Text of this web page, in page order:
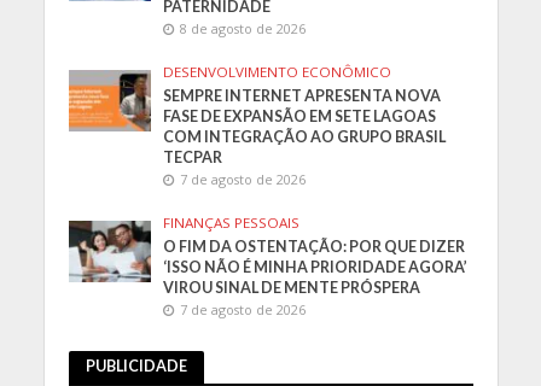
PATERNIDADE
8 de agosto de 2026
DESENVOLVIMENTO ECONÔMICO
SEMPRE INTERNET APRESENTA NOVA
FASE DE EXPANSÃO EM SETE LAGOAS
COM INTEGRAÇÃO AO GRUPO BRASIL
TECPAR
7 de agosto de 2026
FINANÇAS PESSOAIS
O FIM DA OSTENTAÇÃO: POR QUE DIZER
‘ISSO NÃO É MINHA PRIORIDADE AGORA’
VIROU SINAL DE MENTE PRÓSPERA
7 de agosto de 2026
PUBLICIDADE